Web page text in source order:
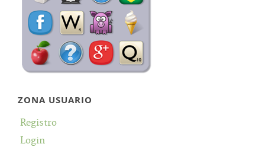
ZONA USUARIO
Registro
Login